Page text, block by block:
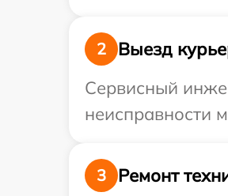
2
Выезд
Сервисный
неисправности
3
Ремонт